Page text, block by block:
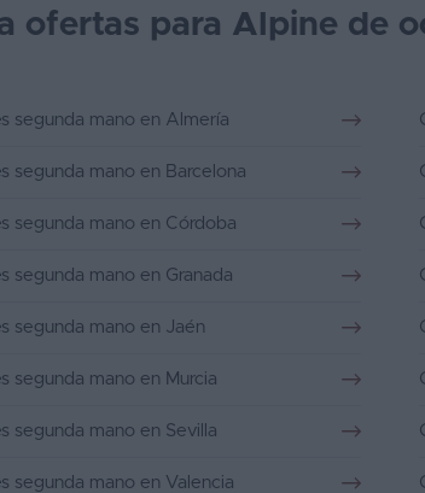
ofertas para Alpine de
segunda mano en Almería
segunda mano en Barcelona
segunda mano en Córdoba
segunda mano en Granada
segunda mano en Jaén
segunda mano en Murcia
segunda mano en Sevilla
segunda mano en Valencia